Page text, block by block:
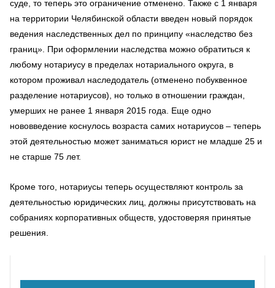
суде, то теперь это ограничение отменено. Также с 1 января
на территории Челябинской области введен новый порядок
ведения наследственных дел по принципу «наследство без
границ». При оформлении наследства можно обратиться к
любому нотариусу в пределах нотариального округа, в
котором проживал наследодатель (отменено побуквенное
разделение нотариусов), но только в отношении граждан,
умерших не ранее 1 января 2015 года. Еще одно
нововведение коснулось возраста самих нотариусов – теперь
этой деятельностью может заниматься юрист не младше 25 и
не старше 75 лет.
Кроме того, нотариусы теперь осуществляют контроль за
деятельностью юридических лиц, должны присутствовать на
собраниях корпоративных обществ, удостоверяя принятые
решения.